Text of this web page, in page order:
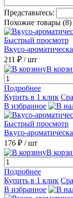
Представьтесь:
Похожие товары (8)
Быстрый просмотр
Вкусо-
211 ₽ / шт
В
Подробнее
Купить в 1 клик
В избранное
Быстрый просмотр
Вкусо-
176 ₽ / шт
В
Подробнее
Купить в 1 клик
В избранное